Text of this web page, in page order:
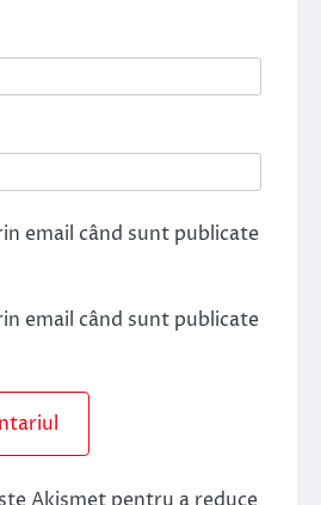
email când sunt publicate
email când sunt publicate
Akismet pentru a reduce